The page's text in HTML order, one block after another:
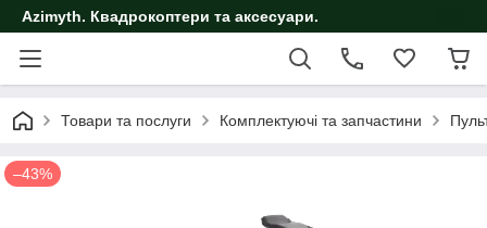
Azimyth. Квадрокоптери та аксесуари.
Товари та послуги Комплектуючі та запчастини
–43%